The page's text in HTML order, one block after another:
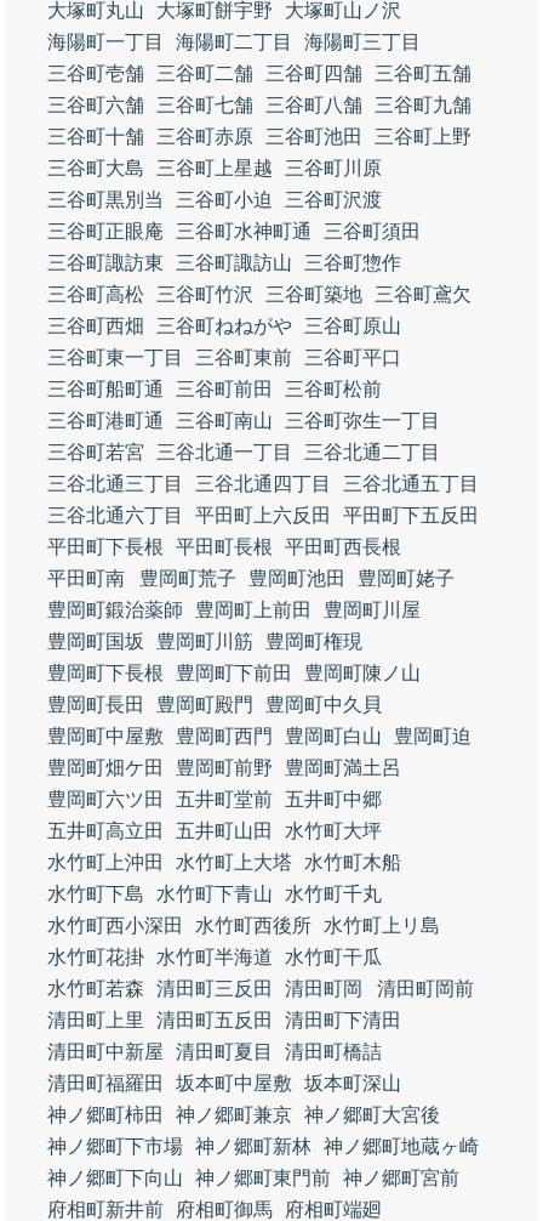
大塚町丸山 大塚町餅宇野
大塚町山ノ沢
海陽町一丁目
海陽町二丁目
海陽町三丁目
三谷町壱舗
三谷町二舗 三谷町四舗
三谷町五舗
三谷町六舗
三谷町七舗 三谷町八舗
三谷町九舗
三谷町十舗
三谷町赤原 三谷町池田
三谷町上野
三谷町大島
三谷町上星越
三谷町川原
三谷町黒別当
三谷町小迫
三谷町沢渡
三谷町正眼庵
三谷町水神町通
三谷町須田
三谷町諏訪東
三谷町諏訪山
三谷町惣作
三谷町高松
三谷町竹沢 三谷町築地
三谷町鳶欠
三谷町西畑
三谷町ねねがや
三谷町原山
三谷町東一丁目
三谷町東前
三谷町平口
三谷町船町通
三谷町前田
三谷町松前
三谷町港町通
三谷町南山
三谷町弥生一丁目
三谷町若宮
三谷北通一丁目
三谷北通二丁目
三谷北通三丁目
三谷北通四丁目
三谷北通五丁目
三谷北通六丁目
平田町上六反田
平田町下五反田
平田町下長根
平田町長根
平田町西長根
平田町南
豊岡町荒子 豊岡町池田
豊岡町姥子
豊岡町鍛治薬師
豊岡町上前田
豊岡町川屋
豊岡町国坂
豊岡町川筋
豊岡町権現
豊岡町下長根
豊岡町下前田
豊岡町陳ノ山
豊岡町長田
豊岡町殿門
豊岡町中久貝
豊岡町中屋敷
豊岡町西門 豊岡町白山
豊岡町迫
豊岡町畑ケ田
豊岡町前野
豊岡町満土呂
豊岡町六ツ田
五井町堂前
五井町中郷
五井町高立田
五井町山田
水竹町大坪
水竹町上沖田
水竹町上大塔
水竹町木船
水竹町下島
水竹町下青山
水竹町千丸
水竹町西小深田
水竹町西後所
水竹町上リ島
水竹町花掛
水竹町半海道
水竹町干瓜
水竹町若森
清田町三反田 清田町岡
清田町岡前
清田町上里
清田町五反田
清田町下清田
清田町中新屋
清田町夏目
清田町橋詰
清田町福羅田
坂本町中屋敷
坂本町深山
神ノ郷町柿田
神ノ郷町兼京 神ノ郷町大宮後
神ノ郷町下市場 神ノ郷町新林 神ノ郷町地蔵ヶ崎
神ノ郷町下向山
神ノ郷町東門前 神ノ郷町宮前
府相町新井前
府相町御馬
府相町端廻